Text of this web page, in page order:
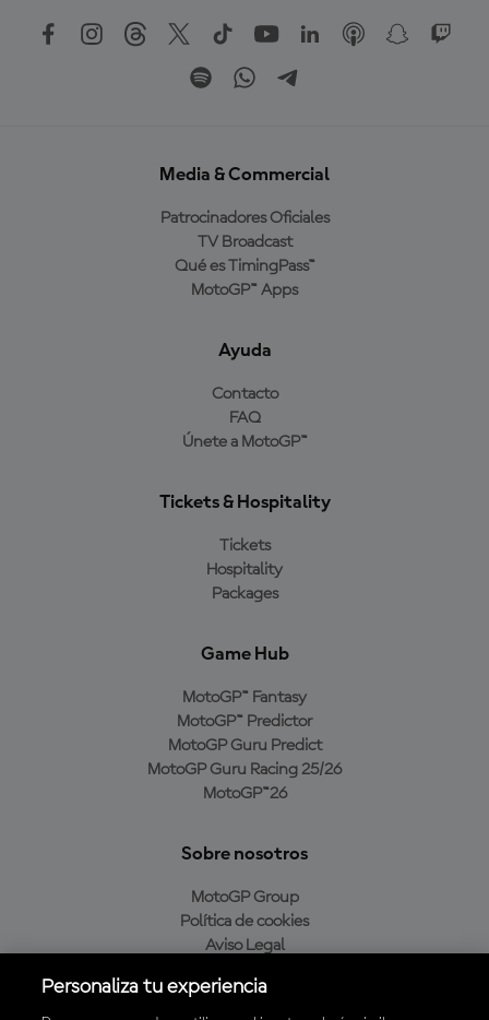
Media & Commercial
Patrocinadores Oficiales
TV Broadcast
Qué es TimingPass™
MotoGP™ Apps
Ayuda
Contacto
FAQ
Únete a MotoGP™
Tickets & Hospitality
Tickets
Hospitality
Packages
Game Hub
MotoGP™ Fantasy
MotoGP™ Predictor
MotoGP Guru Predict
MotoGP Guru Racing 25/26
MotoGP™26
Sobre nosotros
MotoGP Group
Política de cookies
Aviso Legal
Política de compra
Personaliza tu experiencia